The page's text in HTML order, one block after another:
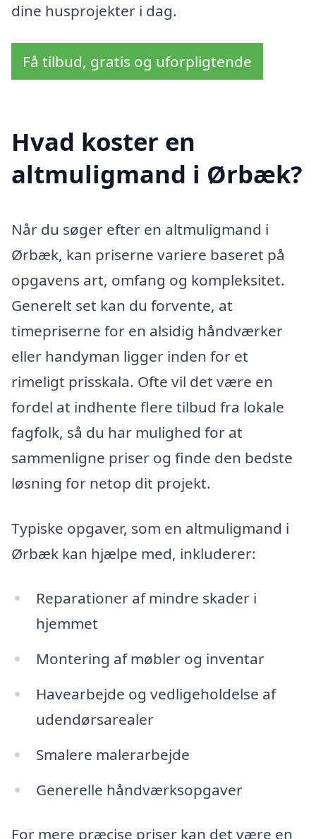
dine husprojekter i dag.
Få tilbud, gratis og uforpligtende
Hvad koster en
altmuligmand i Ørbæk?
Når du søger efter en altmuligmand i
Ørbæk, kan priserne variere baseret på
opgavens art, omfang og kompleksitet.
Generelt set kan du forvente, at
timepriserne for en alsidig håndværker
eller handyman ligger inden for et
rimeligt prisskala. Ofte vil det være en
fordel at indhente flere tilbud fra lokale
fagfolk, så du har mulighed for at
sammenligne priser og finde den bedste
løsning for netop dit projekt.
Typiske opgaver, som en altmuligmand i
Ørbæk kan hjælpe med, inkluderer:
Reparationer af mindre skader i
hjemmet
Montering af møbler og inventar
Havearbejde og vedligeholdelse af
udendørsarealer
Smalere malerarbejde
Generelle håndværksopgaver
For mere præcise priser kan det være en